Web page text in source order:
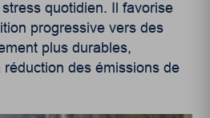
quotidien. Il favorise
progressive vers des
plus durables,
des émissions de